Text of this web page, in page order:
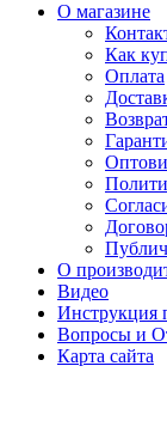
О магазине
Как
Оплата
О
Видео
Инструкция
Вопросы и
Карта сайта